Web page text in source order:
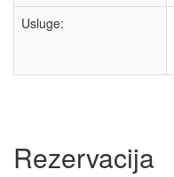
Usluge:
Rezervacija